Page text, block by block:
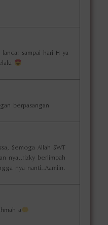
sampai hari H ya
berpasangan
Semoga Allah SWT
nya,,rizky berlimpah
nya nanti..Aamiin.
a